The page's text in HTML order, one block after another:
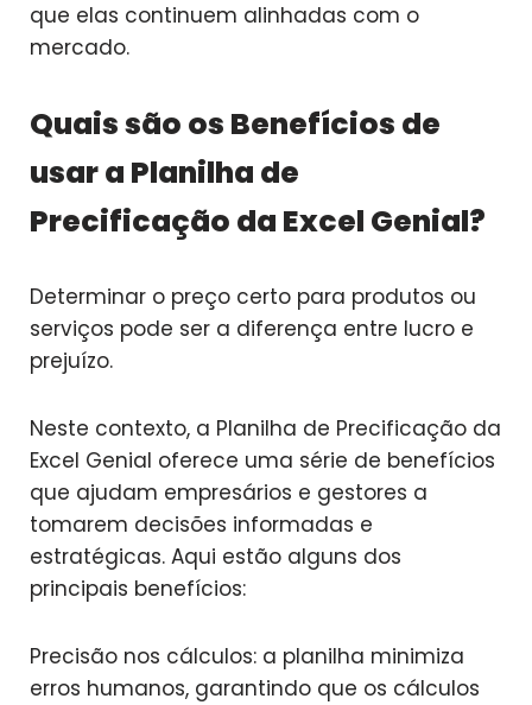
que elas continuem alinhadas com o
mercado.
Quais são os Benefícios de
usar a Planilha de
Precificação da Excel Genial?
Determinar o preço certo para produtos ou
serviços pode ser a diferença entre lucro e
prejuízo.
Neste contexto, a Planilha de Precificação da
Excel Genial oferece uma série de benefícios
que ajudam empresários e gestores a
tomarem decisões informadas e
estratégicas. Aqui estão alguns dos
principais benefícios:
Precisão nos cálculos: a planilha minimiza
erros humanos, garantindo que os cálculos